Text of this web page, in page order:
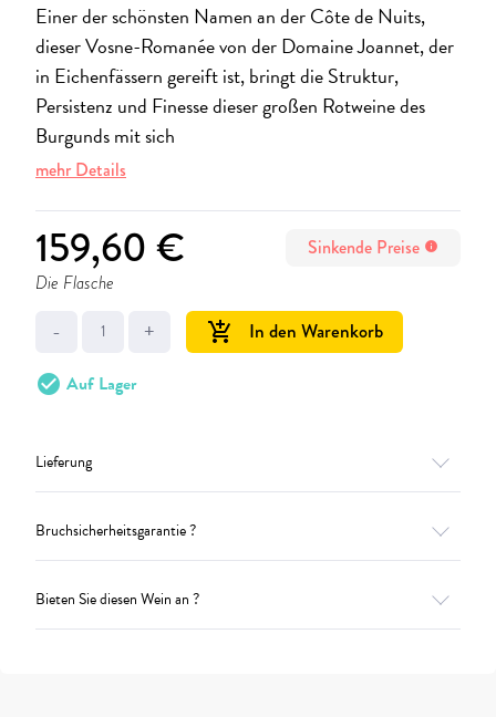
Einer der schönsten Namen an der Côte de Nuits,
dieser Vosne-Romanée von der Domaine Joannet, der
in Eichenfässern gereift ist, bringt die Struktur,
Persistenz und Finesse dieser großen Rotweine des
Burgunds mit sich
mehr Details
159,60 € Sinkende Preise info
Die Flasche
- + add_shopping_cart In den Warenkorb
check_circle Auf Lager
Lieferung
Bruchsicherheitsgarantie ?
Bieten Sie diesen Wein an ?